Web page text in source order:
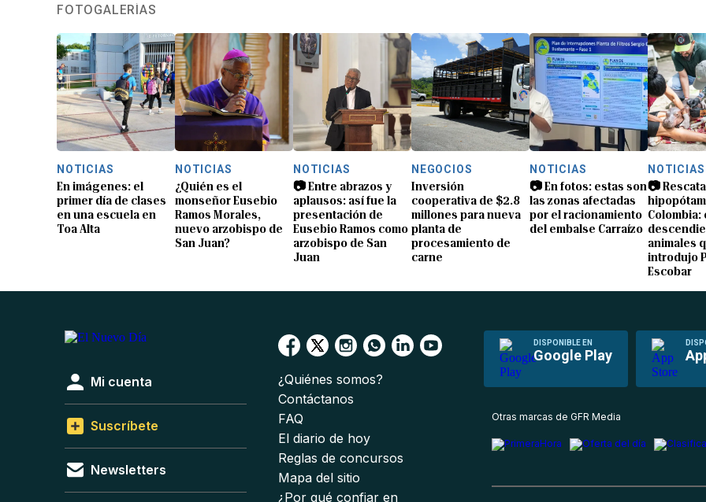
FOTOGALERÍAS
NOTICIAS
En imágenes: el
primer día de clases
en una escuela en
Toa Alta
NOTICIAS
¿Quién es el
monseñor Eusebio
Ramos Morales,
nuevo arzobispo de
San Juan?
NOTICIAS
📷 Entre abrazos y
aplausos: así fue la
presentación de
Eusebio Ramos como
arzobispo de San
Juan
NEGOCIOS
Inversión
cooperativa de $2.8
millones para nueva
planta de
procesamiento de
carne
NOTICIAS
📷 En fotos: estas son
las zonas afectadas
por el racionamiento
del embalse Carraízo
NOTICIAS
📷
Colombia:
animales
introdujo
Escobar
DISPONIBLE EN
Google Play
Mi cuenta
Suscríbete
Newsletters
¿Quiénes somos?
Contáctanos
FAQ
El diario de hoy
Reglas de concursos
Mapa del sitio
¿Por qué confiar en
Otras marcas de GFR Media